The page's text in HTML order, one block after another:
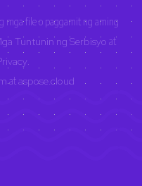
mga file o paggamit ng aming
Tuntunin ng Serbisyo at
.
ataspose.cloud